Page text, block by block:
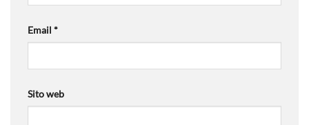
Email *
Sito web